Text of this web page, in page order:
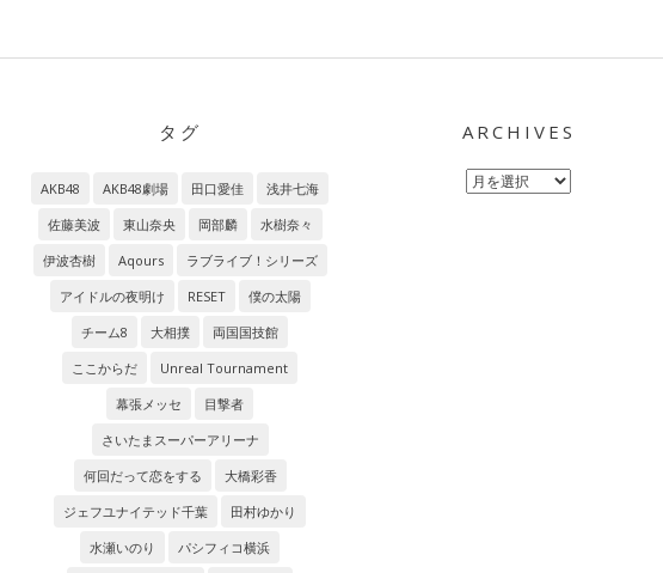
タグ
AKB48 AKB48劇場 田口愛佳
浅井七海
佐藤美波
東山奈央 岡部麟
水樹奈々
伊波杏樹
Aqours
ラブライブ！シリーズ
アイドルの夜明け
RESET
僕の太陽
チーム8
大相撲
両国国技館
ここからだ
Unreal Tournament
幕張メッセ
目撃者
さいたまスーパーアリーナ
何回だって恋をする
大橋彩香
ジェフユナイテッド千葉
田村ゆかり
水瀬いのり
パシフィコ横浜
ARCHIVES
Archives